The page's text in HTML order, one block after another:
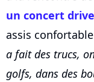
un concert
assis
a fait des trucs,
golfs, dans des